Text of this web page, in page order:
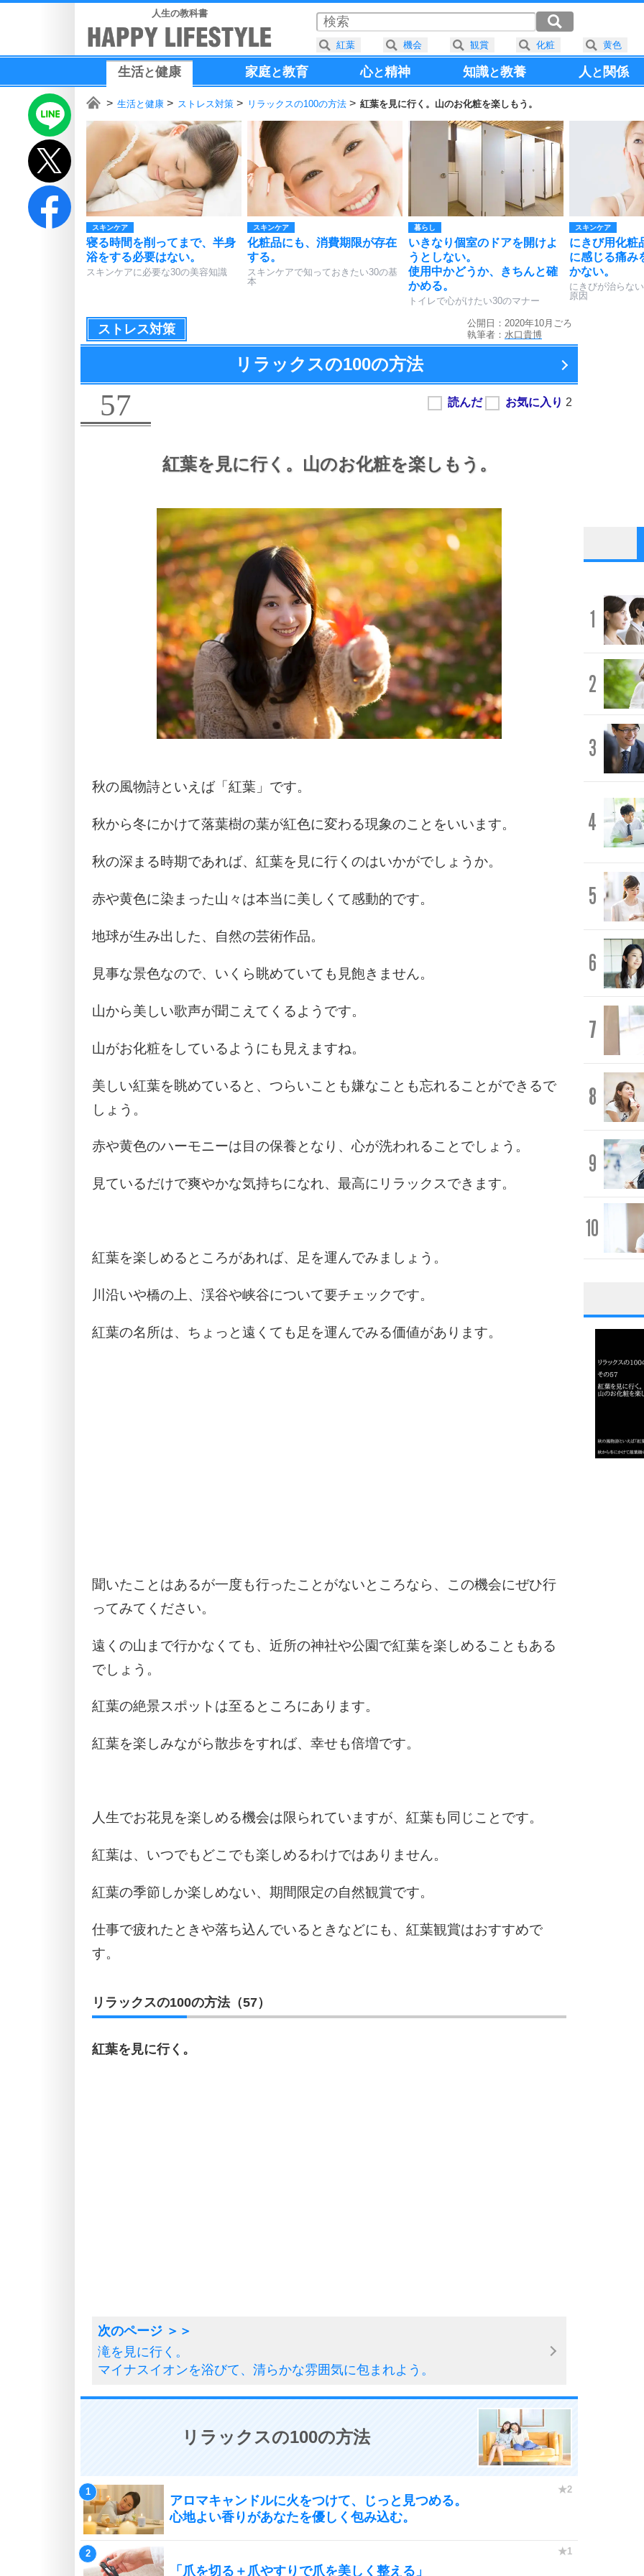
人生の教科書
生活と健康 家庭と教育 心と精神 知識と教養 人と 関係
生活と健康 ストレス対策 リラックスの100の方法 紅葉を見に行く。山のお化粧を楽しもう。
スキンケア
寝る時間を削ってまで、半身
浴をする必要はない。
スキンケアに必要な30の美容知識
スキンケア
化粧品にも、消費期限が存在
する。
スキンケアで知っておきたい30の基
本
暮らし
いきなり個室のドアを開けよ
うとしない。
使用中かどうか、きちんと確
かめる。
トイレで心がけたい30のマナー
スキンケア
にきび用化粧
に感じる痛み
かない。
にきびが治らな
原因
ストレス対策
公開日：2020年10月ごろ
執筆者： 水口貴博
リラックスの100の方法
57
紅葉を見に行く。 山のお化粧を楽しもう。
秋の風物詩といえば「紅葉」です。
秋から冬にかけて落葉樹の葉が紅色に変わる現象のことをいいます。
秋の深まる時期であれば、紅葉を見に行くのはいかがでしょうか。
赤や黄色に染まった山々は本当に美しくて感動的です。
地球が生み出した、自然の芸術作品。
見事な景色なので、いくら眺めていても見飽きません。
山から美しい歌声が聞こえてくるようです。
山がお化粧をしているようにも見えますね。
美しい紅葉を眺めていると、つらいことも嫌なことも忘れることができるで
しょう。
赤や黄色のハーモニーは目の保養となり、心が洗われることでしょう。
見ているだけで爽やかな気持ちになれ、最高にリラックスできます。
紅葉を楽しめるところがあれば、足を運んでみましょう。
川沿いや橋の上、渓谷や峡谷について要チェックです。
紅葉の名所は、ちょっと遠くても足を運んでみる価値があります。
聞いたことはあるが一度も行ったことがないところなら、この機会にぜひ行
ってみてください。
遠くの山まで行かなくても、近所の神社や公園で紅葉を楽しめることもある
でしょう。
紅葉の絶景スポットは至るところにあります。
紅葉を楽しみながら散歩をすれば、幸せも倍増です。
人生でお花見を楽しめる機会は限られていますが、紅葉も同じことです。
紅葉は、いつでもどこでも楽しめるわけではありません。
紅葉の季節しか楽しめない、期間限定の自然観賞です。
仕事で疲れたときや落ち込んでいるときなどにも、紅葉観賞はおすすめで
す。
リラックスの100の方法（57）
紅葉を見に行く。
滝を見に行く。
マイナスイオンを浴びて、清らかな雰囲気に包まれよう。
リラックスの100の方法
アロマキャンドルに火をつけて、じっと見つめる。
心地よい香りがあなたを優しく包み込む。
「爪を切る＋爪やすりで爪を美しく整える」
1
2
3
4
5
6
7
8
9
10
1
3
紅葉 機会 観賞 化粧 黄色